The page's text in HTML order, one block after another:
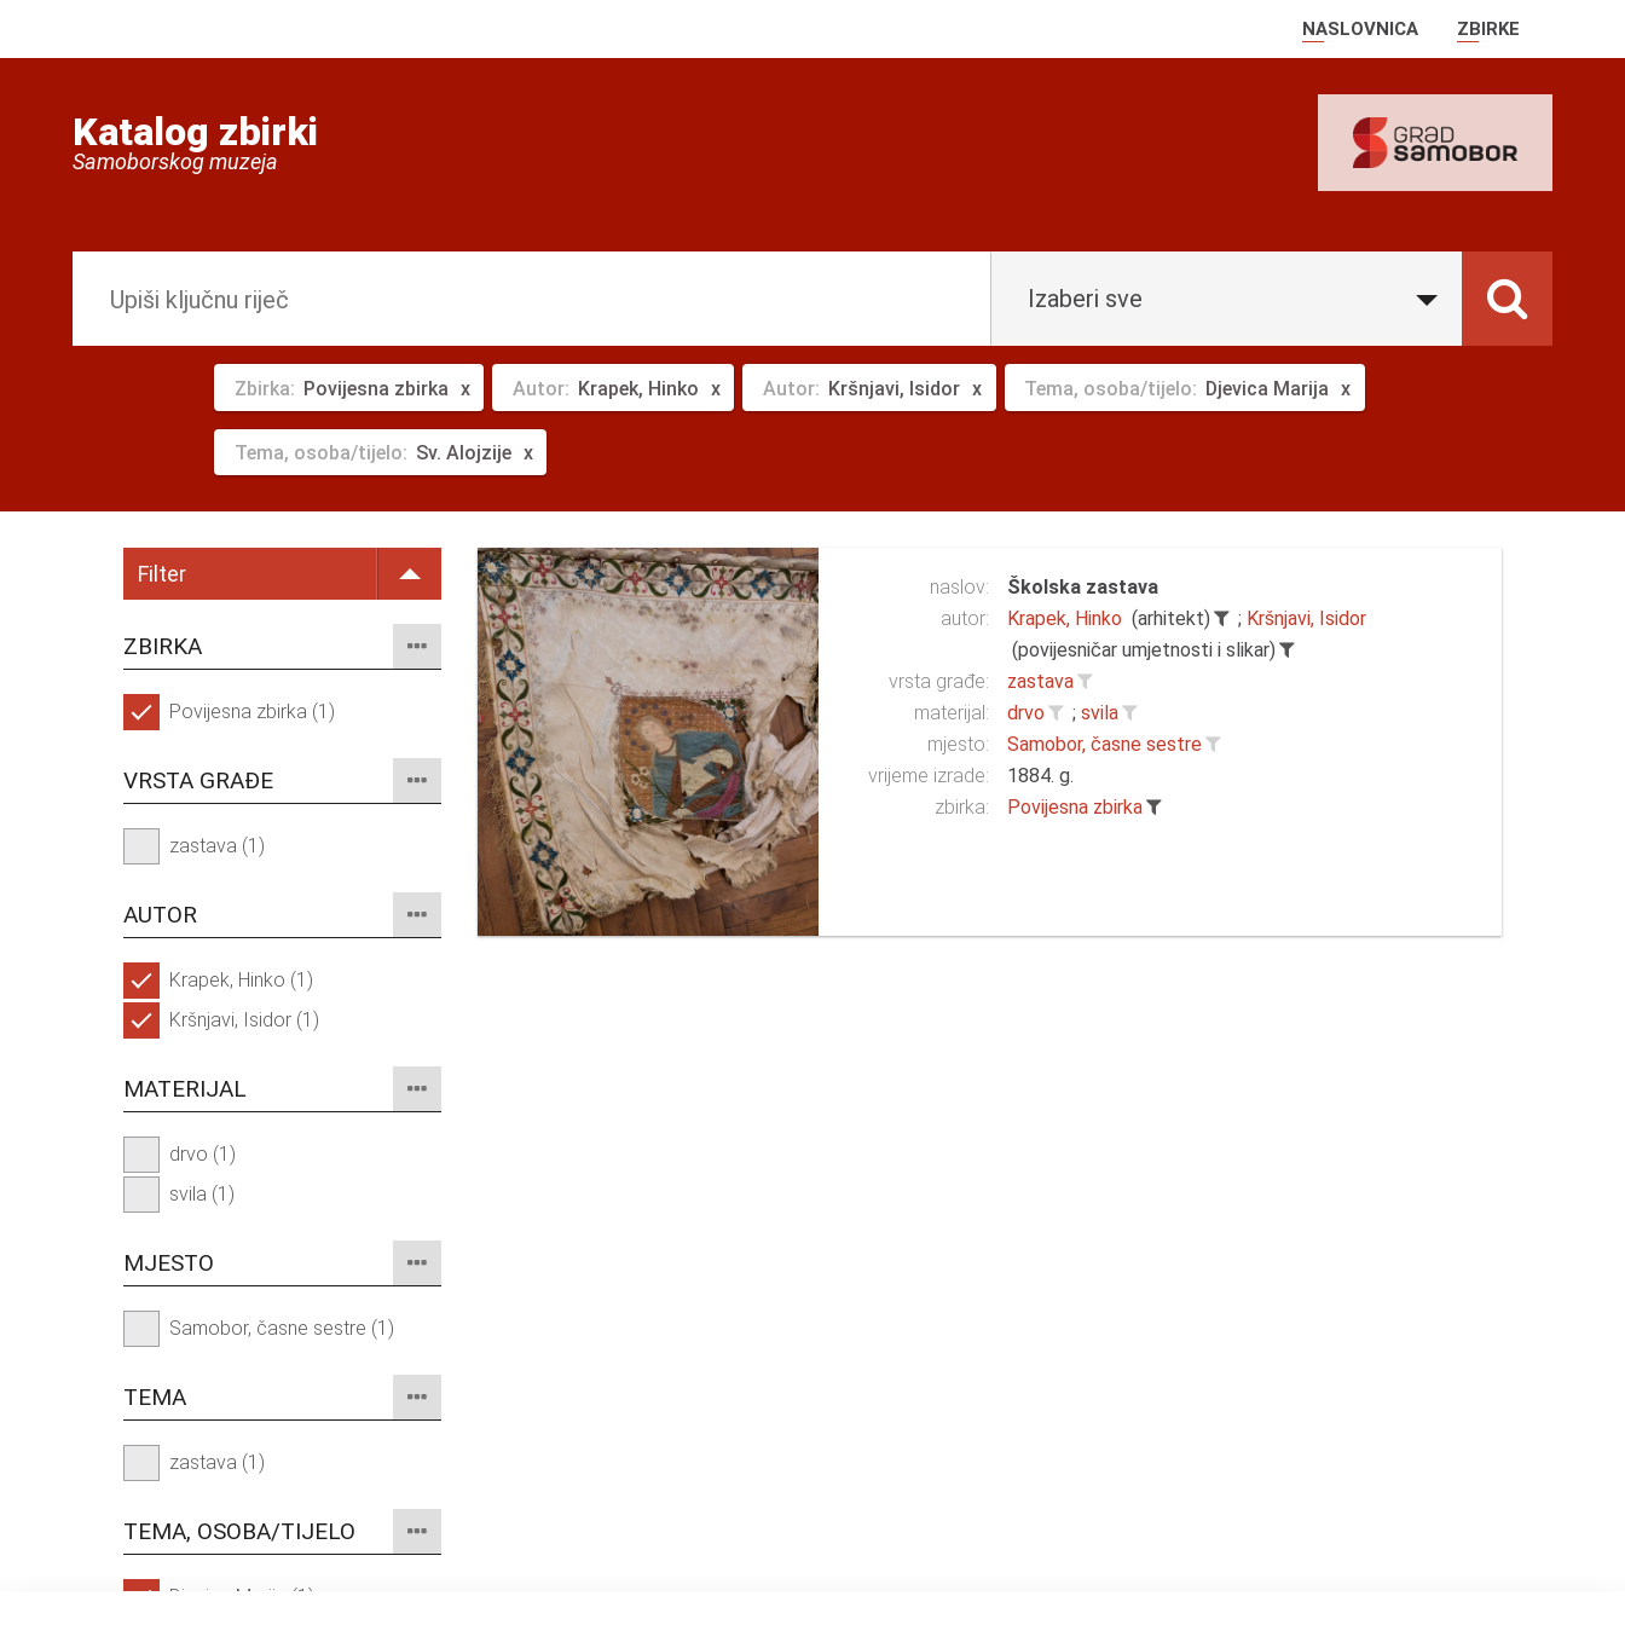
NASLOVNICA ZBIRKE
Katalog zbirki
Samoborskog muzeja
Izaberi sve
Zbirka: Povijesna zbirka Autor: Krapek, Hinko Autor: Kršnjavi, Isidor Tema, osoba/tijelo: Djevica Marija
Tema, osoba/tijelo: Sv. Alojzije
Filter
ZBIRKA
Povijesna zbirka (1)
VRSTA GRAĐE
zastava (1)
AUTOR
Krapek, Hinko (1)
Kršnjavi, Isidor (1)
MATERIJAL
drvo (1)
svila (1)
MJESTO
Samobor, časne sestre (1)
TEMA
zastava (1)
TEMA, OSOBA/TIJELO
Djevica Marija (1)
naslov:
Školska zastava
autor:
Krapek, Hinko (arhitekt) ; Kršnjavi, Isidor
(povijesničar umjetnosti i slikar)
vrsta građe:
zastava
materijal:
drvo ; svila
mjesto:
Samobor, časne sestre
vrijeme izrade:
1884. g.
zbirka:
Povijesna zbirka